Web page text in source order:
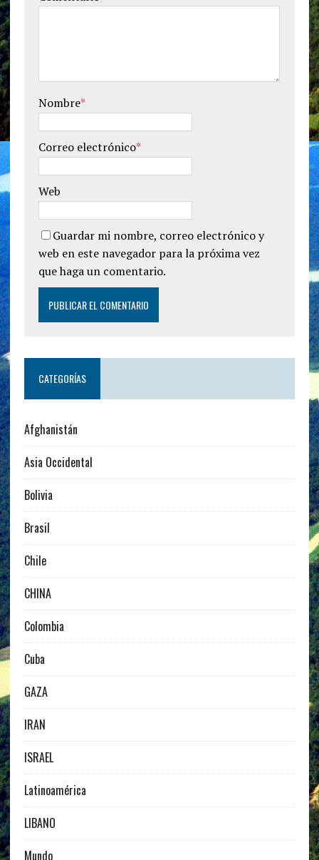
Nombre*
Correo electrónico*
Web
Guardar mi nombre, correo electrónico y
web en este navegador para la próxima vez
que haga un comentario.
CATEGORÍAS
Afghanistán
Asia Occidental
Bolivia
Brasil
Chile
CHINA
Colombia
Cuba
GAZA
IRAN
ISRAEL
Latinoamérica
LIBANO
Mundo